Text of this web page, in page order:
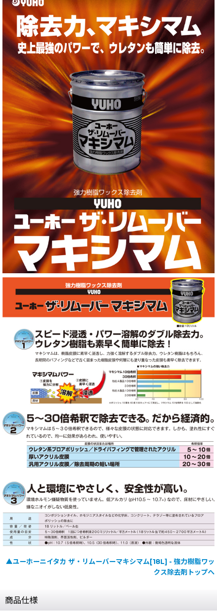
▲ユーホーニイタカ ザ・リムーバーマキシマム[18L] - 強力樹脂ワッ
クス除去剤トップへ
商品仕様